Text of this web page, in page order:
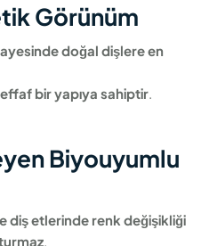
Görünüm
doğal dişlere en
bir yapıya sahiptir.
Biyouyumlu
diş etlerinde renk değişikliği
.